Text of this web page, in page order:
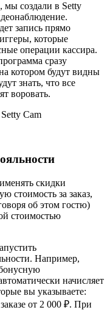
мы создали в Setty
.
запись прямо
которые
операции кассира.
сразу
котором будут видны
знать, что все
воровать.
Cam
скидки
стоимость за заказ,
об этом гостю)
стоимостью
Например,
начисляет
вы указываете:
от 2 000 ₽. При